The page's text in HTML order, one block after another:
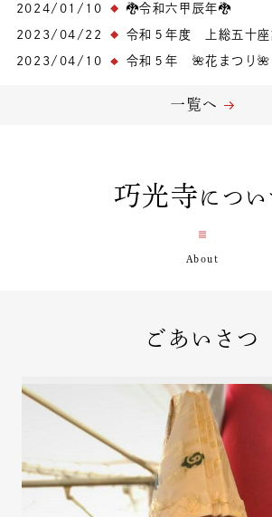
2024/01/10 🐉令和六甲辰年🐉
2023/04/22
2023/04/10 令和５年 🌺花まつり🌺
一覧へ
巧光寺 につい
ごあいさつ